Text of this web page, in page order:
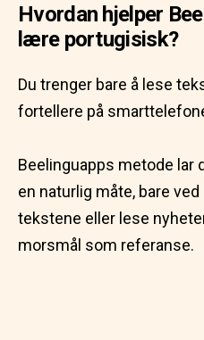
Hvordan hjelper
lære portugisisk?
Du trenger bare å lese
fortellere på
Beelinguapps metode lar
en naturlig måte, bare
tekstene eller lese
morsmål som referanse.